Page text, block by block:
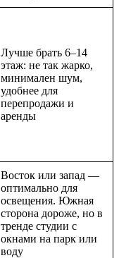
Лучше брать 6–14
этаж: не так жарко,
минимален шум,
удобнее для
перепродажи и
аренды
Восток или запад —
оптимально для
освещения. Южная
сторона дороже, но в
тренде студии с
окнами на парк или
воду